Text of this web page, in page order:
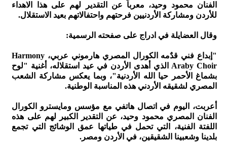
الفنان محمود وحيد، معرباً عن التقدير لهم على هذا الاهداء
للأردن ومشاركة الأردنيين فرحتهم واحتفالاتهم بعيد الاستقلال.
وقال العضايلة في ادراج على صفحته الرسمية:
"إبداع فني قدٌمه الكورال المصري هارموني عربي، Harmony
Araby Choir الذي أهدى الأردن في عيد استقلاله، أغنية "لوح
بشماغ الأحمر حيا الله الأردنية"، وبما يعكس مشاركة الشعب
المصري لشقيقه الأردني هذه المناسبة الوطنية.
أعربت، اليوم في اتصال هاتفي مع مؤسس ومايسترو الكورال
الفنان المصري محمود وحيد، عن التقدير الكبير لهم على هذه
اللفتة الفنية، التي تحمل في طياتها عمق الوشائج التي تجمع
بلدينا وشعبينا الشقيقين، في الأردن ومصر.